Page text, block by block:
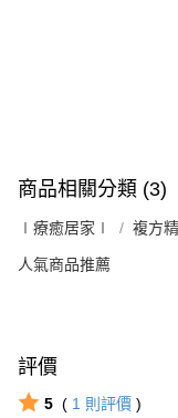
商品相關分類 (3)
∣療癒居家∣ 複方
人氣商品推薦
評價
5 ( 1 則評價 )